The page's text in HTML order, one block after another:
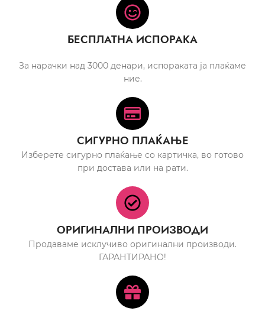
БЕСПЛАТНА ИСПОРАКА
За нарачки над 3000 денари, испораката ја плаќаме
ние.
СИГУРНО ПЛАЌАЊЕ
Изберете сигурно плаќање со картичка, во готово
при достава или на рати.
ОРИГИНАЛНИ ПРОИЗВОДИ
Продаваме исклучиво оригинални производи.
ГАРАНТИРАНО!